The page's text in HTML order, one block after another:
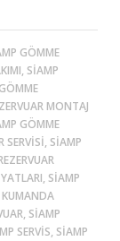
GÖMME
SIAMP
MONTAJ
GÖMME
SERVISI, SIAMP
SIAMP
KUMANDA
SIAMP
SERVIS, SIAMP